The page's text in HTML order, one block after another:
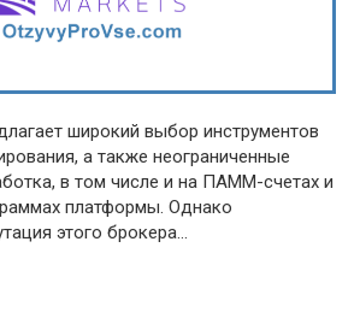
широкий выбор инструментов
а также неограниченные
в том числе и на ПАММ-счетах и
платформы. Однако
этого брокера…